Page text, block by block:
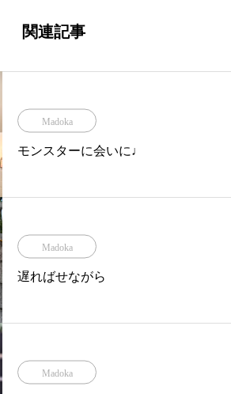
関連記事
Madoka
モンスターに会いに♩
Madoka
遅ればせながら
Madoka